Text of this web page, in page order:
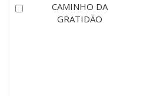
CAMINHO DA
GRATIDÃO